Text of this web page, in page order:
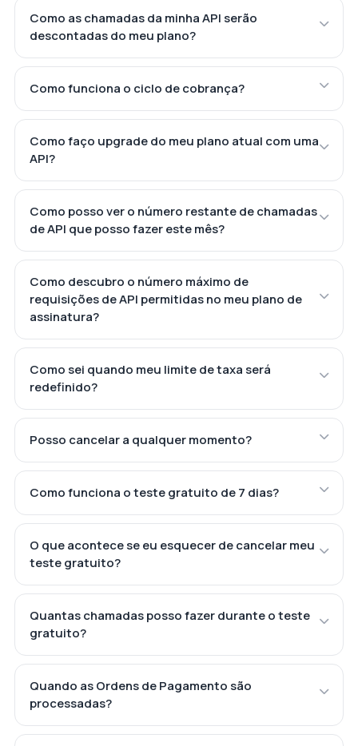
Como as chamadas da minha API serão
descontadas do meu plano?
Como funciona o ciclo de cobrança?
Como faço upgrade do meu plano atual com uma
API?
Como posso ver o número restante de chamadas
de API que posso fazer este mês?
Como descubro o número máximo de
requisições de API permitidas no meu plano de
assinatura?
Como sei quando meu limite de taxa será
redefinido?
Posso cancelar a qualquer momento?
Como funciona o teste gratuito de 7 dias?
O que acontece se eu esquecer de cancelar meu
teste gratuito?
Quantas chamadas posso fazer durante o teste
gratuito?
Quando as Ordens de Pagamento são
processadas?